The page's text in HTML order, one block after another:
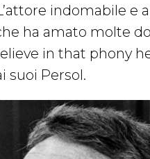
indomabile e
ha amato molte
in that phony
suoi Persol.